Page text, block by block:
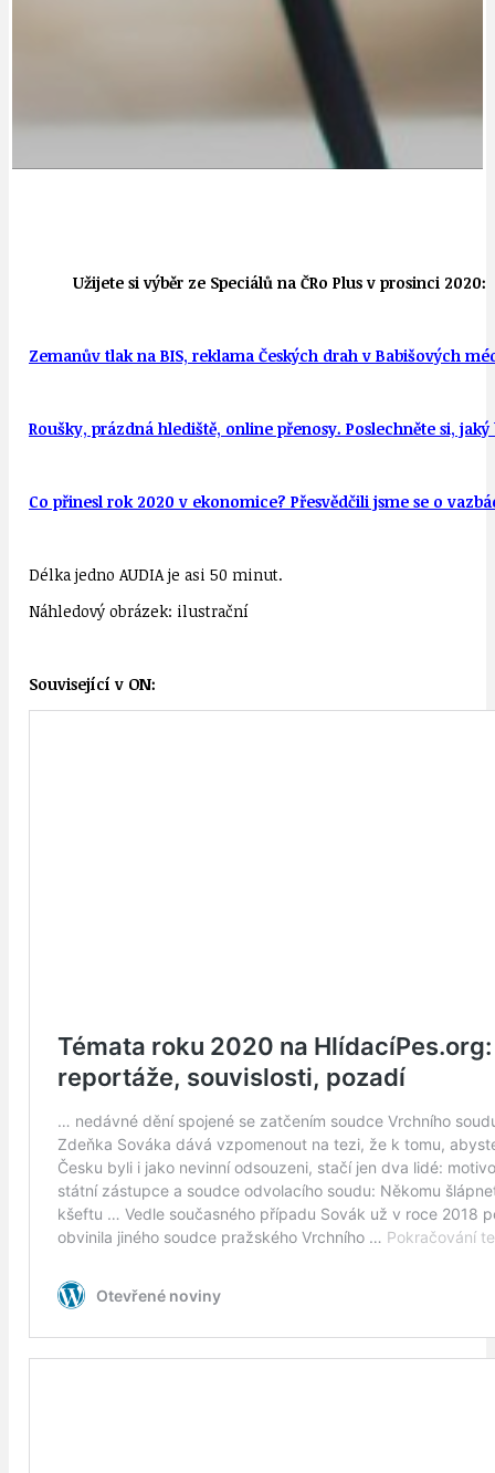
Užijete si výběr ze Speciálů na ČRo Plus v prosinci 2020:
Zemanův tlak na BIS, reklama Českých drah v Babišových
Roušky, prázdná hlediště, online přenosy. Poslechněte si,
Co přinesl rok 2020 v ekonomice? Přesvědčili jsme se o
Délka jedno AUDIA je asi 50 minut.
Náhledový obrázek: ilustrační
Související v ON: